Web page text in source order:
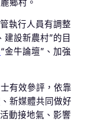
鄉村。
執行人員有調整
設新農村”的目
“金牛論壇”、加強
有效參評，依靠
新媒體共同做好
動接地氣、影響